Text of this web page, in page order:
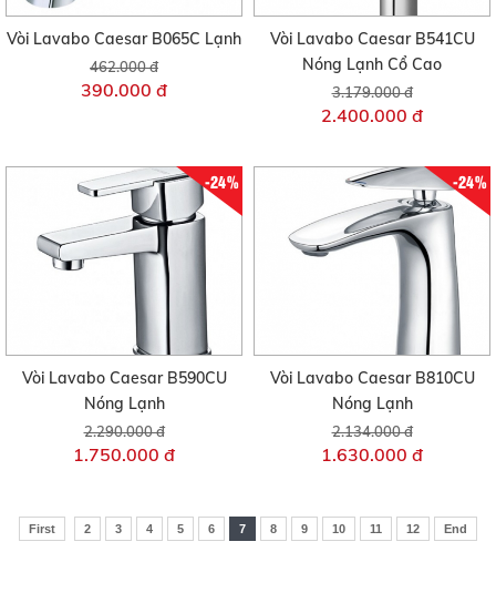
Vòi Lavabo Caesar B065C Lạnh
462.000 đ
390.000 đ
Vòi Lavabo Caesar B541CU
Nóng Lạnh Cổ Cao
3.179.000 đ
2.400.000 đ
-24%
Vòi Lavabo Caesar B590CU
Nóng Lạnh
2.290.000 đ
1.750.000 đ
-24%
Vòi Lavabo Caesar B810CU
Nóng Lạnh
2.134.000 đ
1.630.000 đ
First 2 3 4 5 6 7 8 9 10 11 12 End